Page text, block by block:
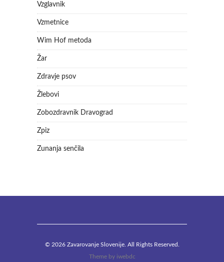
Vzglavnik
Vzmetnice
Wim Hof metoda
Žar
Zdravje psov
Žlebovi
Zobozdravnik Dravograd
Zpiz
Zunanja senčila
© 2026 Zavarovanje Slovenije. All Rights Reserved.
Theme by iwebdc